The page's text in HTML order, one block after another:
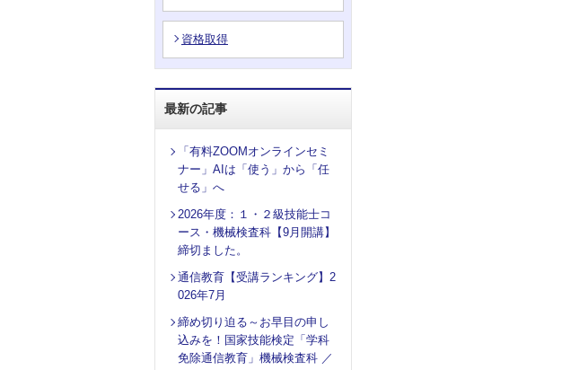
資格取得
最新の記事
「有料ZOOMオンラインセミ
ナー」AIは「使う」から「任
せる」へ
2026年度：１・２級技能士コ
ース・機械検査科【9月開講】
締切ました。
通信教育【受講ランキング】2
026年7月
締め切り迫る～お早目の申し
込みを！国家技能検定「学科
免除通信教育」機械検査科 ／